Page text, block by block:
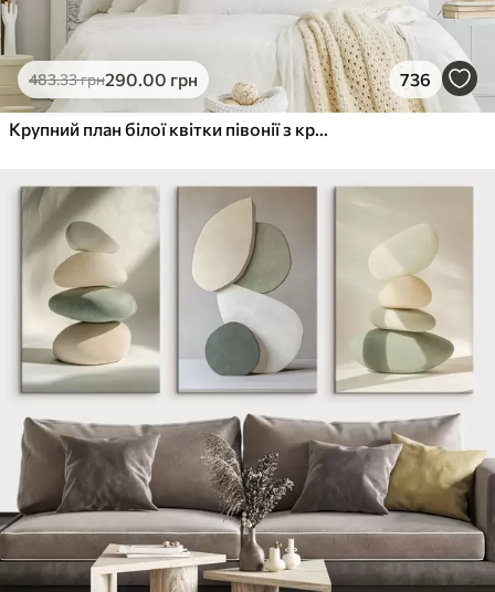
483.33грн290.00 грн 736
Крупний план білої квітки півонії з крапельками води на пелюстках на розмитому фоні